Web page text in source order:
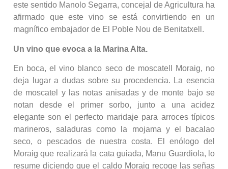
este sentido Manolo Segarra, concejal de Agricultura ha
afirmado que este vino se está convirtiendo en un
magnífico embajador de El Poble Nou de Benitatxell.
Un vino que evoca a la Marina Alta.
En boca, el vino blanco seco de moscatell Moraig, no
deja lugar a dudas sobre su procedencia. La esencia
de moscatel y las notas anisadas y de monte bajo se
notan desde el primer sorbo, junto a una acidez
elegante son el perfecto maridaje para arroces típicos
marineros, saladuras como la mojama y el bacalao
seco, o pescados de nuestra costa. El enólogo del
Moraig que realizará la cata guiada, Manu Guardiola, lo
resume diciendo que el caldo Moraig recoge las señas